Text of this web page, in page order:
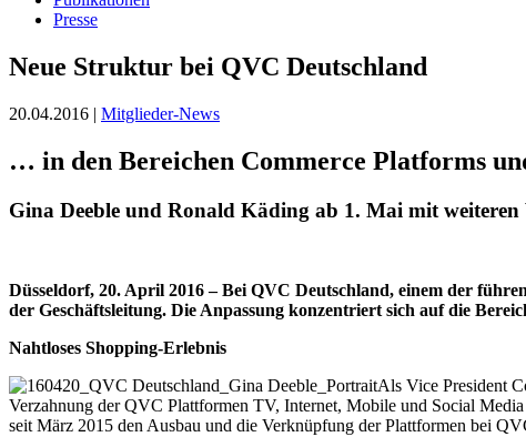
Presse
Neue Struktur bei QVC Deutschland
20.04.2016 | Mitglieder-News
… in den Bereichen Commerce Platforms
Gina Deeble und Ronald Käding ab 1. Mai mit
Düsseldorf, 20. April 2016 – Bei QVC Deutschland, einem der
der Geschäftsleitung. Die Anpassung konzentriert sich auf die
Nahtloses Shopping-Erlebnis
Als Vice President
Verzahnung der QVC Plattformen TV, Internet, Mobile und Social
seit März 2015 den Ausbau und die Verknüpfung der Plattformen bei